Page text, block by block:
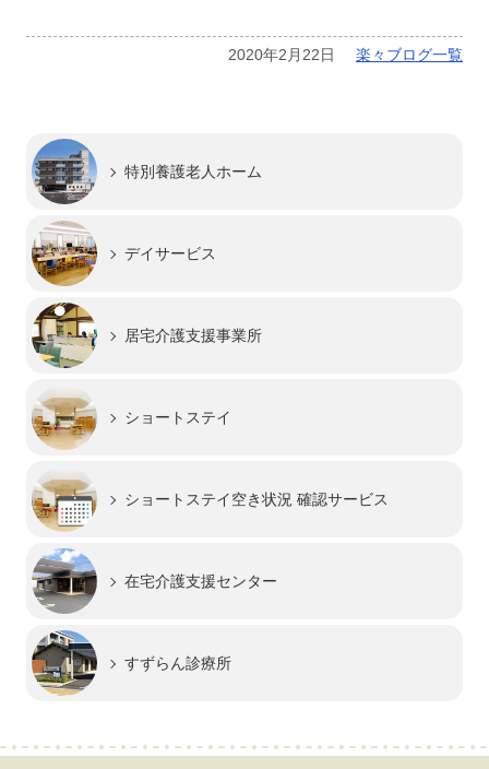
2020年2月22日 楽々ブログ一覧
特別養護老人ホーム
デイサービス
居宅介護支援事業所
ショートステイ
ショートステイ空き状況 確認サービス
在宅介護支援センター
すずらん診療所